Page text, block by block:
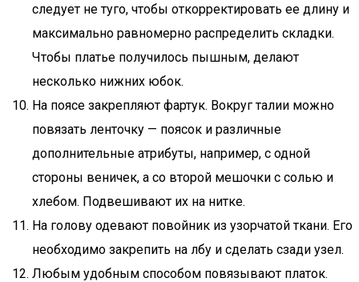
следует не туго, чтобы откорректировать ее длину и
максимально равномерно распределить складки.
Чтобы платье получилось пышным, делают
несколько нижних юбок.
На поясе закрепляют фартук. Вокруг талии можно
повязать ленточку — поясок и различные
дополнительные атрибуты, например, с одной
стороны веничек, а со второй мешочки с солью и
хлебом. Подвешивают их на нитке.
На голову одевают повойник из узорчатой ткани. Его
необходимо закрепить на лбу и сделать сзади узел.
Любым удобным способом повязывают платок.